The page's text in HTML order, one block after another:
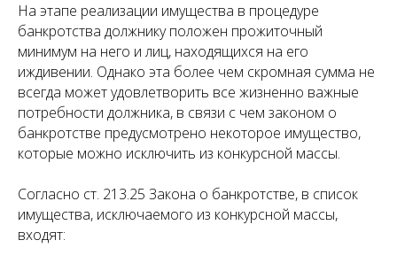
На этапе реализации имущества в процедуре
банкротства должнику положен прожиточный
минимум на него и лиц, находящихся на его
иждивении. Однако эта более чем скромная сумма не
всегда может удовлетворить все жизненно важные
потребности должника, в связи с чем законом о
банкротстве предусмотрено некоторое имущество,
которые можно исключить из конкурсной массы.
Согласно ст. 213.25 Закона о банкротстве, в список
имущества, исключаемого из конкурсной массы,
входят: